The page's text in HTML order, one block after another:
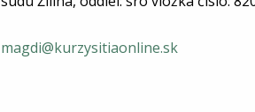
magdi@kurzysitiaonline.sk